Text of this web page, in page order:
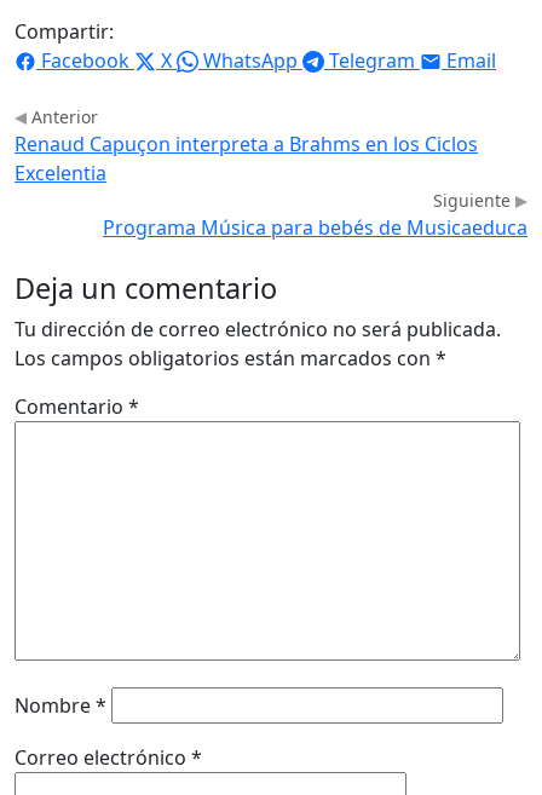
Compartir:
Facebook
X WhatsApp Telegram Email
Anterior
Renaud Capuçon interpreta a Brahms en los Ciclos
Excelentia
Siguiente
Programa Música para bebés de Musicaeduca
Deja un comentario
Tu dirección de correo electrónico no será publicada.
Los campos obligatorios están marcados con *
Comentario *
Nombre*
Correo electrónico *